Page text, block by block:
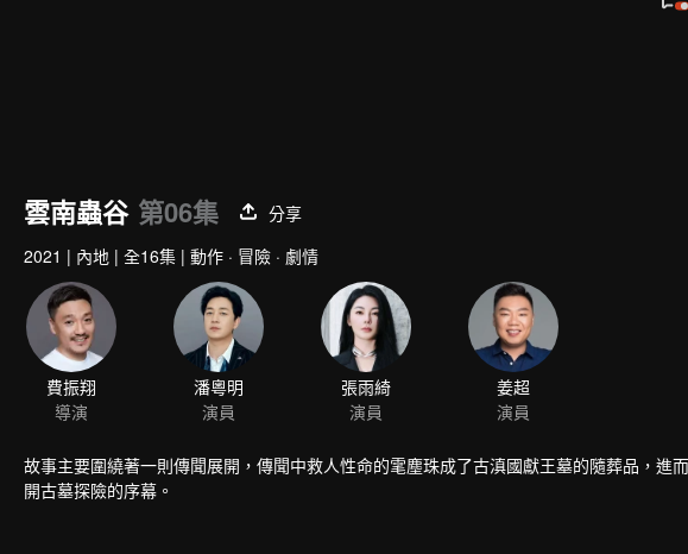
雲南蟲谷 第06集
分享
2021 | 內地 | 全16集 | 動作 · 冒險 · 劇情
費振翔
導演
潘粵明
演員
張雨綺
演員
姜超
演員
故事主要圍繞著一則傳聞展開，傳聞中救人性命的雮塵珠成了古滇國獻王墓的隨葬品，進
開古墓探險的序幕。